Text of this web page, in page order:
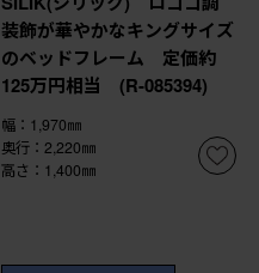
装飾が華やかなキングサイズ
のベッドフレーム 定価約
125万円相当 (R-085394)
幅：1,970㎜
奥行：2,220㎜
高さ：1,400㎜